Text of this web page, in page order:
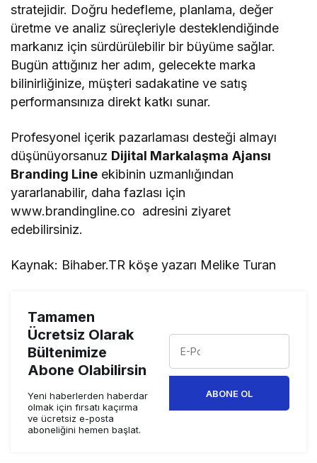
stratejidir. Doğru hedefleme, planlama, değer
üretme ve analiz süreçleriyle desteklendiğinde
markanız için sürdürülebilir bir büyüme sağlar.
Bugün attığınız her adım, gelecekte marka
bilinirliğinize, müşteri sadakatine ve satış
performansınıza direkt katkı sunar.
Profesyonel içerik pazarlaması desteği almayı
düşünüyorsanuz Dijital Markalaşma Ajansı
Branding Line ekibinin uzmanlığından
yararlanabilir, daha fazlası için
www.brandingline.co adresini ziyaret
edebilirsiniz.
Kaynak: Bihaber.TR köşe yazarı Melike Turan
Tamamen
Ücretsiz Olarak
Bültenimize
Abone Olabilirsin
Yeni haberlerden haberdar
olmak için fırsatı kaçırma
ve ücretsiz e-posta
aboneliğini hemen başlat.
ABONE OL